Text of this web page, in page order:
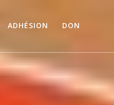
ADHÉSION DON